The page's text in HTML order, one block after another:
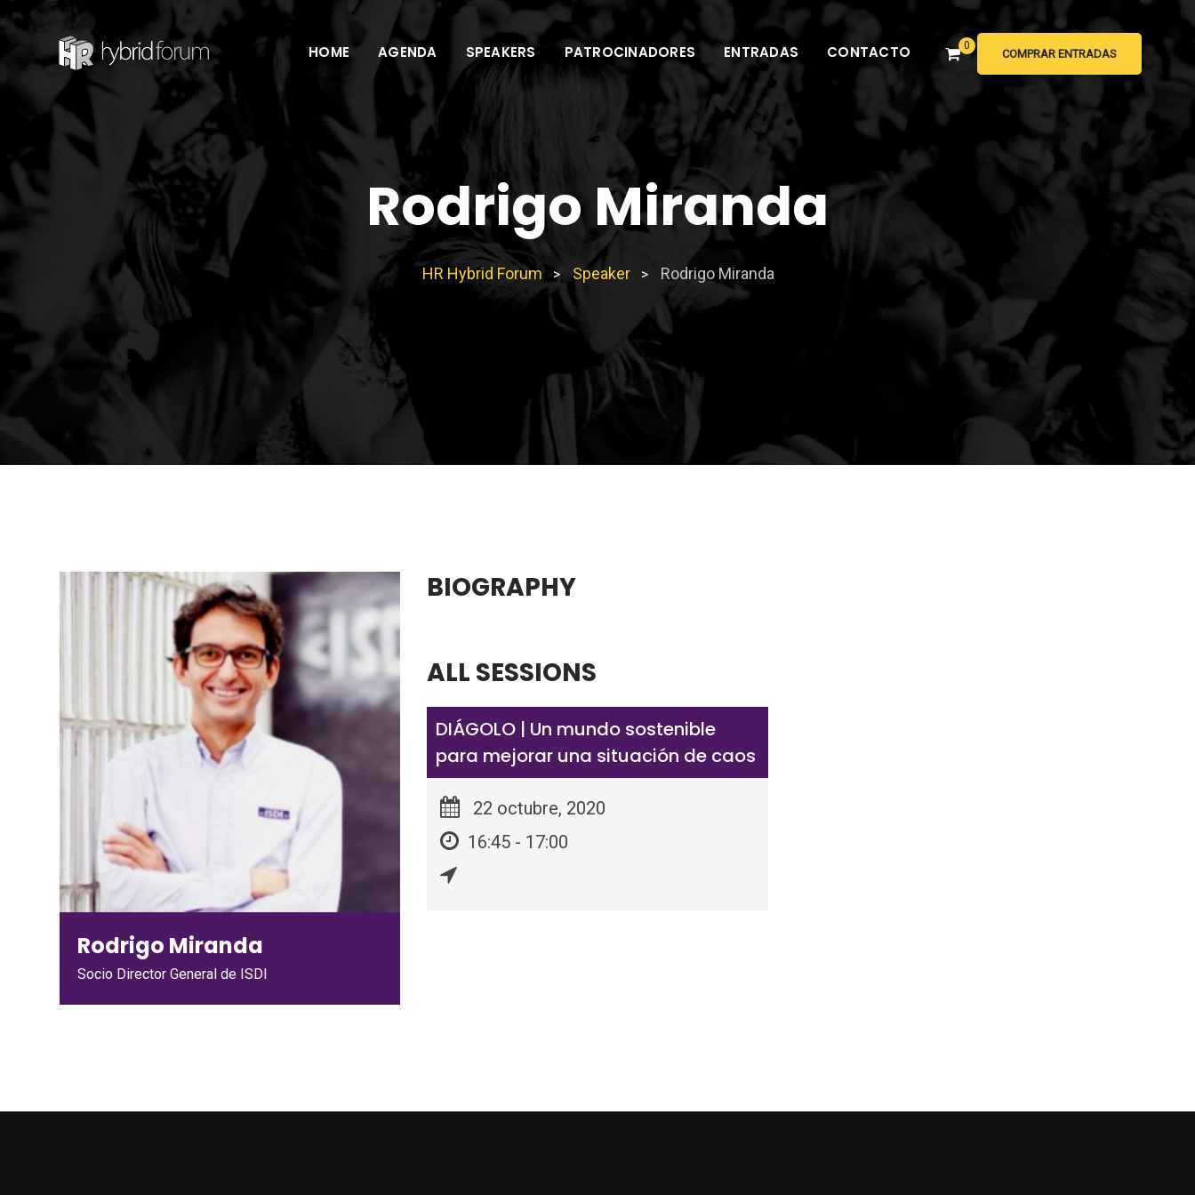
Skip
0
HOME AGENDA SPEAKERS PATROCINADORES ENTRADAS CONTACTO COMPRAR ENTRADAS
Rodrigo Miranda
HR Hybrid Forum > Speaker > Rodrigo Miranda
Rodrigo Miranda
Socio Director General de ISDI
BIOGRAPHY
ALL SESSIONS
DIÁGOLO | Un mundo sostenible
para mejorar una situación de caos
22 octubre, 2020
16:45 - 17:00